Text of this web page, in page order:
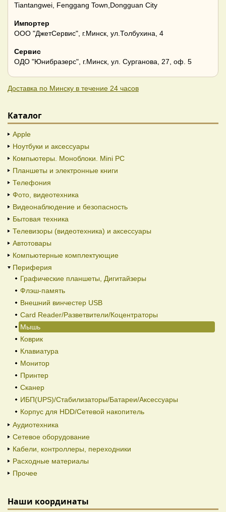
Tiantangwei, Fenggang Town,Dongguan City
Импортер
ООО "ДжетСервис", г.Минск, ул.Толбухина, 4
Сервис
ОДО "Юнибразерс", г.Минск, ул. Сурганова, 27, оф. 5
Доставка по Минску в течение 24 часов
Каталог
Apple
Ноутбуки и аксессуары
Компьютеры. Моноблоки. Mini PC
Планшеты и электронные книги
Телефония
Фото, видеотехника
Видеонаблюдение и безопасность
Бытовая техника
Телевизоры (видеотехника) и аксессуары
Автотовары
Компьютерные комплектующие
Периферия
Графические планшеты, Дигитайзеры
Флэш-память
Внешний винчестер USB
Card Reader/Разветвители/Коцентраторы
Мышь
Коврик
Клавиатура
Монитор
Принтер
Сканер
ИБП(UPS)/Стабилизаторы/Батареи/Аксессуары
Корпус для HDD/Cетевой накопитель
Аудиотехника
Сетевое оборудование
Кабели, контроллеры, переходники
Расходные материалы
Прочее
Наши координаты